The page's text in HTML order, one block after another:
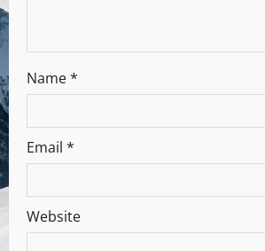
Name*
Email *
Website